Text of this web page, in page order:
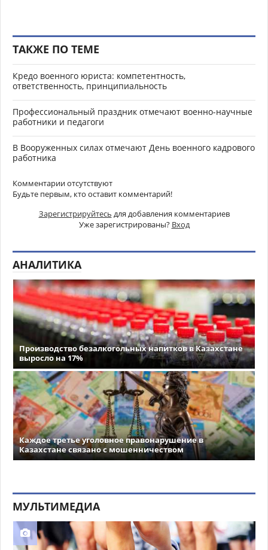
ТАКЖЕ ПО ТЕМЕ
Кредо военного юриста: компетентность,
ответственность, принципиальность
Профессиональный праздник отмечают военно-научные
работники и педагоги
В Вооруженных силах отмечают День военного кадрового
работника
Комментарии отсутствуют
Будьте первым, кто оставит комментарий!
Зарегистрируйтесь для добавления комментариев
Уже зарегистрированы? Вход
АНАЛИТИКА
Производство безалкогольных напитков в Казахстане
выросло на 17%
Каждое третье уголовное правонарушение в
Казахстане связано с мошенничеством
МУЛЬТИМЕДИА